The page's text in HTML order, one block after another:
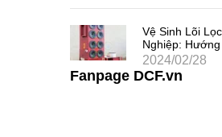
Vệ Sinh Lõi
Nghiệp:
Bước
2024/02/28
Fanpage DCF.vn